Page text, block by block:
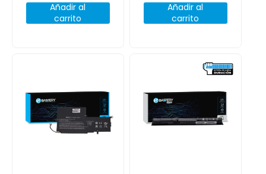
Añadir al
carrito
Añadir al
carrito